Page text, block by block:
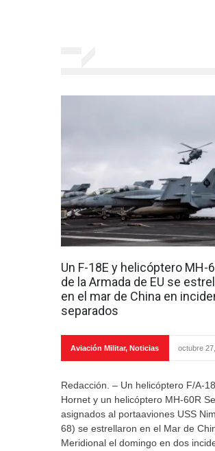
Un F-18E y helicóptero MH-
de la Armada de EU se
en el mar de China en
separados
Aviación Militar, Noticias octubre
Redacción. – Un helicóptero F/A-
Hornet y un helicóptero MH-60R
asignados al portaaviones USS
68) se estrellaron en el Mar de
Meridional el domingo en dos